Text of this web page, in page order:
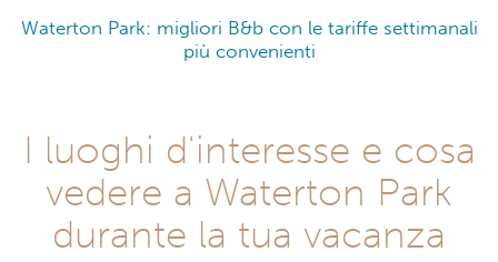
Waterton Park: migliori B&b con le tariffe settimanali
più convenienti
I luoghi d'interesse e cosa
vedere a Waterton Park
durante la tua vacanza